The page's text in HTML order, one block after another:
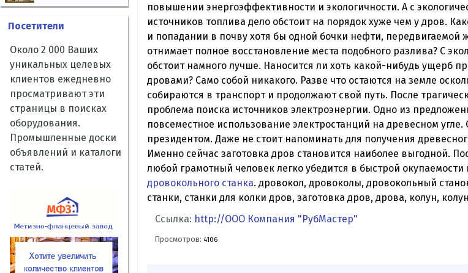
Посетители
Около 2 000 Ваших
уникальных целевых
клиентов ежедневно
просматривают эти
страницы в поисках
оборудования.
Промышленные доски
объявлений и каталоги
статей.
повышении энергоэффективности и экологичности. А с
источников топлива дело обстоит на порядок хуже чем у дров.
и попадании в почву хотя бы одной бочки нефти, передвигаемой
отнимает полное восстановление места подобного разлива? С
обстоит намного лучше. Наносится ли хоть какой-нибудь ущерб
дровами? Само собой никакого. Разве что остаются на земле
собираются в транспорт и продолжают свой путь. После
проблема поиска источников электроэнергии. Одно из
повсеместное использование электростанций на древесном
президентом. Даже не стоит напоминать для получения
Именно сейчас заготовка дров становится наиболее выгодной.
любой грамотный человек легко убедится в быстрой
дровокольного станка. дровокол, дровоколы, дровокольный
станки, станки для колки дров, заготовка дров, дрова, колун,
Ссылка: http://ООО Компания "РубМастер"
Просмотров:4106